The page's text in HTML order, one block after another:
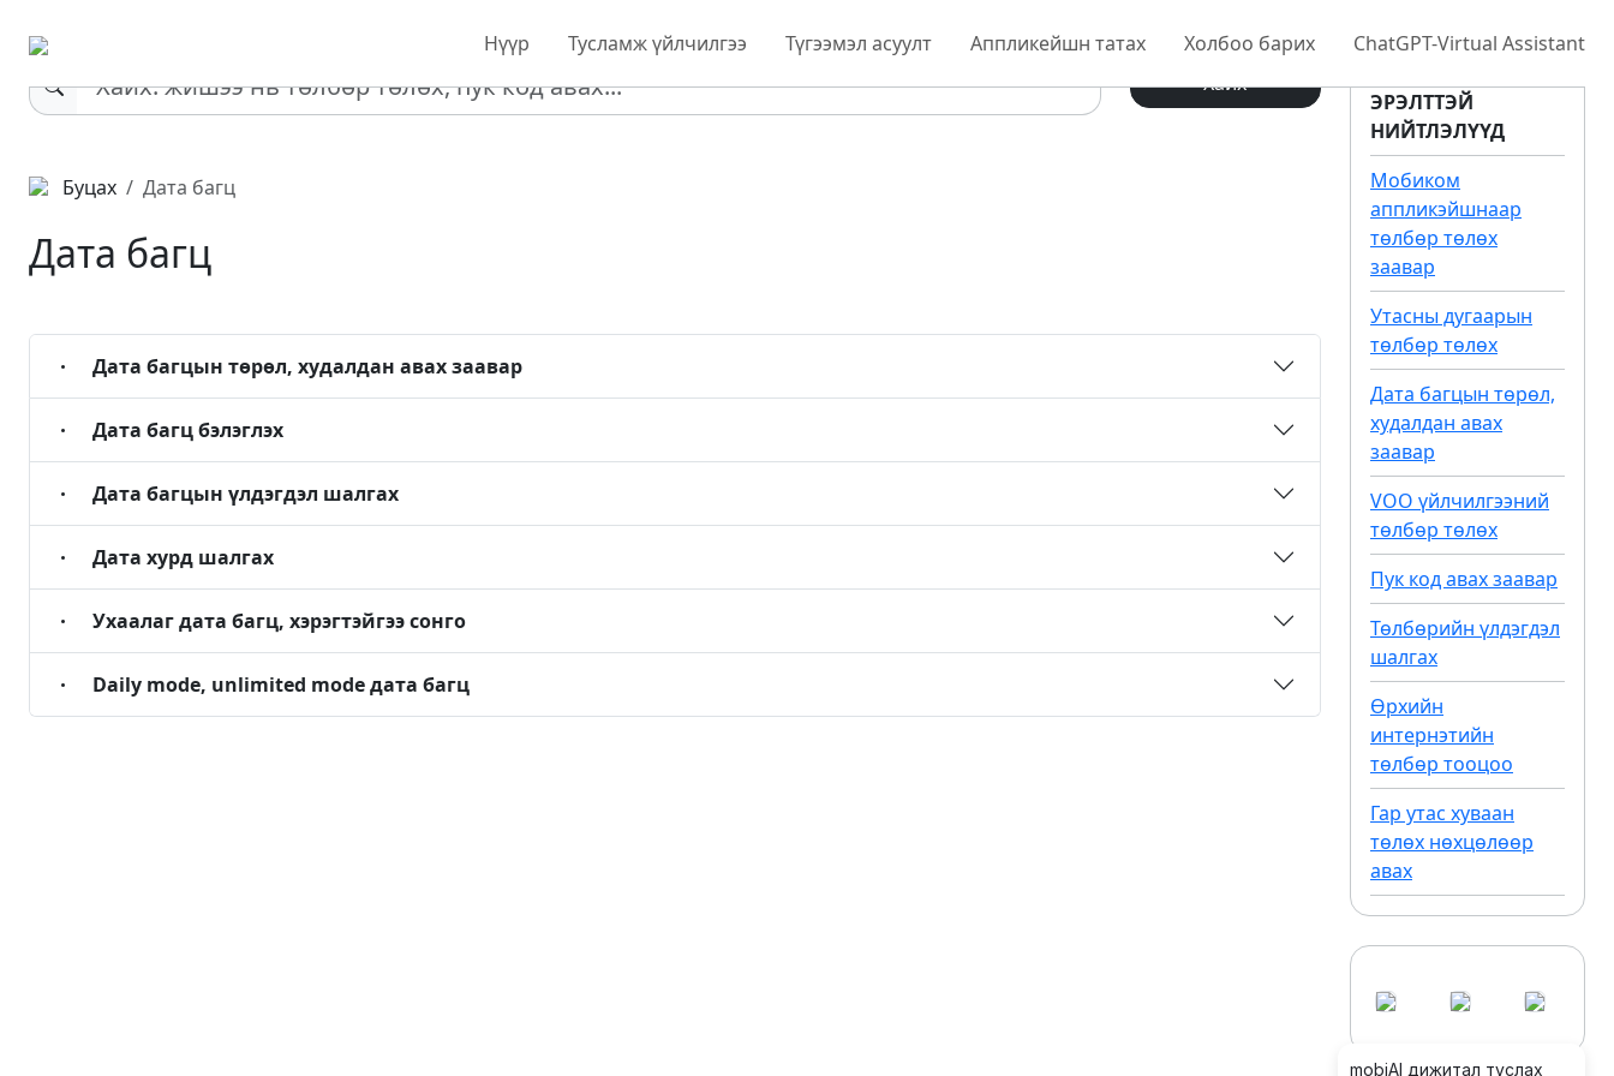
Нүүр Тусламж үйлчилгээ Түгээмэл асуулт Аппликейшн татах Холбоо барих
ChatGPT-Virtual Assistant
Хайх
Буцах Дата багц
Дата багц
Дата багцын төрөл, худалдан авах заавар
Дата багц бэлэглэх
Дата багцын үлдэгдэл шалгах
Дата хурд шалгах
Ухаалаг дата багц, хэрэгтэйгээ сонго
Daily mode, unlimited mode дата багц
ЭРЭЛТТЭЙ
НИЙТЛЭЛҮҮД
Мобиком
аппликэйшнаар
төлбөр төлөх
заавар
Утасны дугаарын
төлбөр төлөх
Дата багцын төрөл,
худалдан авах
заавар
VOO үйлчилгээний
төлбөр төлөх
Пук код авах заавар
Төлбөрийн үлдэгдэл
шалгах
Өрхийн
интернэтийн
төлбөр тооцоо
Гар утас хуваан
төлөх нөхцөлөөр
авах
mobiAI дижитал туслах